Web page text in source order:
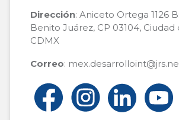
Dirección: Aniceto Ortega 1126
Benito Juárez, CP 03104, Ciudad
CDMX
Correo: